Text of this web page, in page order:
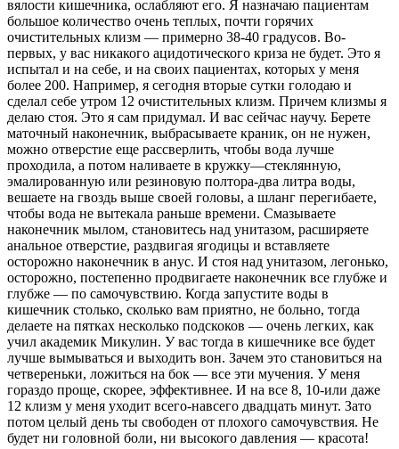
вялости кишечника, ослабляют его. Я назначаю пациентам
большое количество очень теплых, почти горячих
очистительных клизм — примерно 38-40 градусов. Во-
первых, у вас никакого ацидотического криза не будет. Это я
испытал и на себе, и на своих пациентах, которых у меня
более 200. Например, я сегодня вторые сутки голодаю и
сделал себе утром 12 очистительных клизм. Причем клизмы я
делаю стоя. Это я сам придумал. И вас сейчас научу. Берете
маточный наконечник, выбрасываете краник, он не нужен,
можно отверстие еще рассверлить, чтобы вода лучше
проходила, а потом наливаете в кружку—стеклянную,
эмалированную или резиновую полтора-два литра воды,
вешаете на гвоздь выше своей головы, а шланг перегибаете,
чтобы вода не вытекала раньше времени. Смазываете
наконечник мылом, становитесь над унитазом, расширяете
анальное отверстие, раздвигая ягодицы и вставляете
осторожно наконечник в анус. И стоя над унитазом, легонько,
осторожно, постепенно продвигаете наконечник все глубже и
глубже — по самочувствию. Когда запустите воды в
кишечник столько, сколько вам приятно, не больно, тогда
делаете на пятках несколько подскоков — очень легких, как
учил академик Микулин. У вас тогда в кишечнике все будет
лучше вымываться и выходить вон. Зачем это становиться на
четвереньки, ложиться на бок — все эти мучения. У меня
гораздо проще, скорее, эффективнее. И на все 8, 10-или даже
12 клизм у меня уходит всего-навсего двадцать минут. Зато
потом целый день ты свободен от плохого самочувствия. Не
будет ни головной боли, ни высокого давления — красота!